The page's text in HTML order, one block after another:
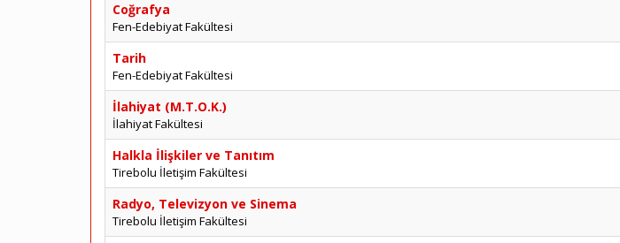
Coğrafya
Fen-Edebiyat Fakültesi
Tarih
Fen-Edebiyat Fakültesi
İlahiyat (M.T.O.K.)
İlahiyat Fakültesi
Halkla İlişkiler ve Tanıtım
Tirebolu İletişim Fakültesi
Radyo, Televizyon ve Sinema
Tirebolu İletişim Fakültesi